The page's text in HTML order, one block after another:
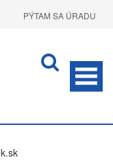
PÝTAM SA ÚRADU